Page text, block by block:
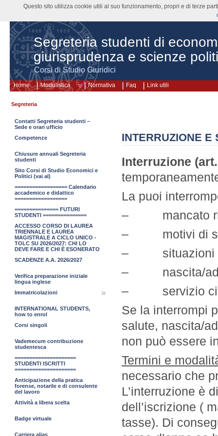
Segreteria studenti di
giurisprudenza e scienze
Corsi di Studio Giuridici
Home Modulistica Normativa Faq Link utili
INTERRUZIONE E
Interruzione
La puoi
– mancato
– motivi di
– situazioni
– nascita/
– servizio
Se la interrompi
salute, nascita/
non può essere
Termini e
necessario che
L’interruzione è
dell’iscrizione (
tasse). Di
Segreteria
Contatti Segreteria studenti –
Sede e orari ufficio
Competenze
Chiusure annuali Segreteria
studenti
Sito Corsi di Studio Economici e
Politici (vai al)
================== Calendario
accademico e didattico
==================
=============== FUTURI
STUDENTI ===============
ACCESSO CORSO DI LAUREA
TRIENNALE E LAUREA
MAGISTRALE A CICLO UNICO -
TOLC SU 2026/2027: CHI LO
DEVE FARE E CHI È ESONERATO
SCADENZE A.A. 2026/2027
Verifica preparazione iniziale
lingua inglese
Immatricolazioni
INTERNATIONAL STUDENTS,
how to enrol
Corsi singoli
Vademecum contribuzione
studentesca
=====================
STUDENTI ISCRITTI
=====================
Anticipazione della pratica
forense, notarile e di consulente
del lavoro
Attività a libera scelta
Badge virtuale
Carriera alias
Questo sito utilizza cookie utili al suo funzionamento, propri e di terze